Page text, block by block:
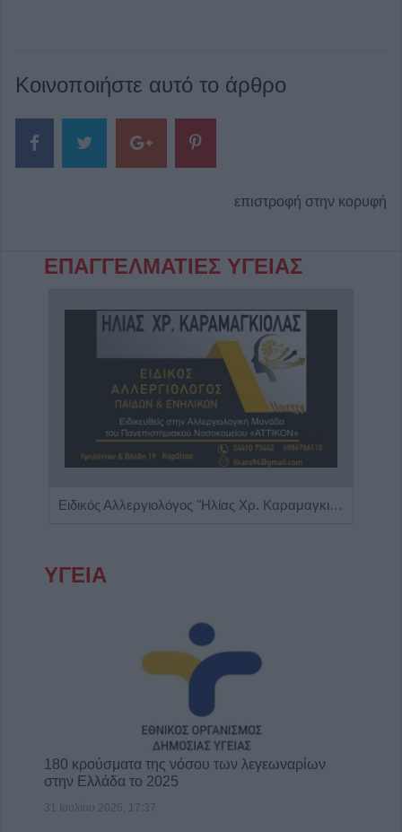
Κοινοποιήστε αυτό το άρθρο
επιστροφή στην κορυφή
ΕΠΑΓΓΕΛΜΑΤΙΕΣ ΥΓΕΙΑΣ
Ειδικός Αλλεργιολόγος "Ηλίας Χρ. Καραμαγκιόλας"
ΥΓΕΙΑ
180 κρούσματα της νόσου των λεγεωναρίων
στην Ελλάδα το 2025
31 Ιουλίου 2026, 17:37